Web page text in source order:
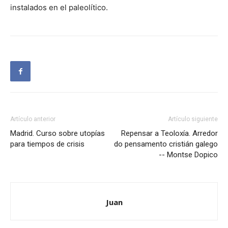
instalados en el paleolítico.
Artículo anterior
Madrid. Curso sobre utopías
para tiempos de crisis
Artículo siguiente
Repensar a Teoloxía. Arredor
do pensamento cristián galego
-- Montse Dopico
Juan